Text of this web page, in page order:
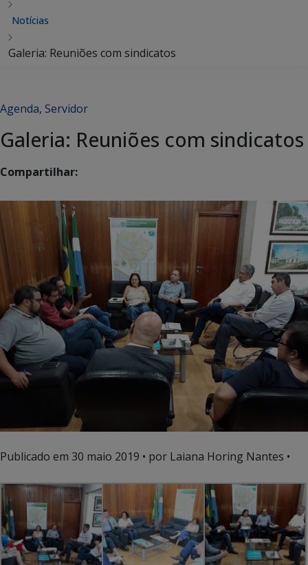
Notícias
Galeria: Reuniões com sindicatos
Agenda, Servidor
Galeria: Reuniões com sindicatos
Compartilhar:
Publicado em 30 maio 2019 • por Laiana Horing Nantes •